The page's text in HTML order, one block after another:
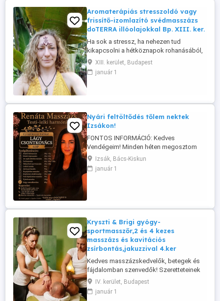
Aromaterápiás stresszoldó vagy
frissítő-izomlazító svédmasszázs
doTERRA illóolajokkal Bp. XIII. ker.
Ha sok a stressz, ha nehezen tud
kikapcsolni a hétköznapok rohanásából,
feladataiból, ha sokat ül, áll, ha izomláza
van vagy egyszerűen csak sportol vagy
fizikai munkát végez, vagy szellemi
fájdalomküszöbéhez igazodó
masszázsra, ...
XIII. kerület, Budapest
január 1
Nyári feltöltődés tőlem nektek
Izsákon!
FONTOS INFORMÁCIÓ: Kedves
Vendégeim! Minden héten megosztom
veletek, hogy mely napokon tudok egész
nap masszázs időpontokat vállalni.
Ezeken a kiemelt napokon rugalmasabb
Ha szeretnél ...
Izsák, Bács-Kiskun
január 1
Kryszti & Brigi gyógy-
sportmasszőr,2 és 4 kezes
masszázs és kavitációs
zsírbontás,jakuzzival 4.ker
Kedves masszázskedvelők, betegek és
fájdalomban szenvedők! Szeretteteinek
vásárolhat ajándék szolgáltatáskártyát is!
Akciós ajánlatunk: -4 kezes masszázs -
Páros masszázs -Komplett masszázs -
IV. kerület, Budapest
január 1